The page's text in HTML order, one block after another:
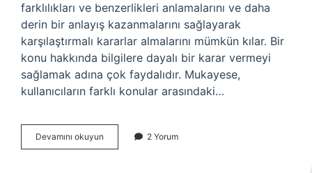
farklılıkları ve benzerlikleri anlamalarını ve daha
derin bir anlayış kazanmalarını sağlayarak
karşılaştırmalı kararlar almalarını mümkün kılar. Bir
konu hakkında bilgilere dayalı bir karar vermeyi
sağlamak adına çok faydalıdır. Mukayese,
kullanıcıların farklı konular arasındaki…
Devamını okuyun Mukayeseli
olarak
2 Yorum